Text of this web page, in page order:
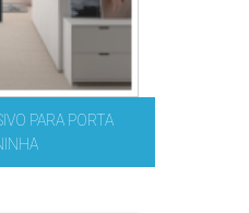
PARA PORTA